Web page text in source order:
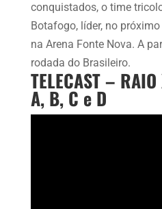
conquistados, o time
Botafogo, líder, no
na Arena Fonte Nova. A
rodada do Brasileiro.
TELECAST –
A, B, C e D